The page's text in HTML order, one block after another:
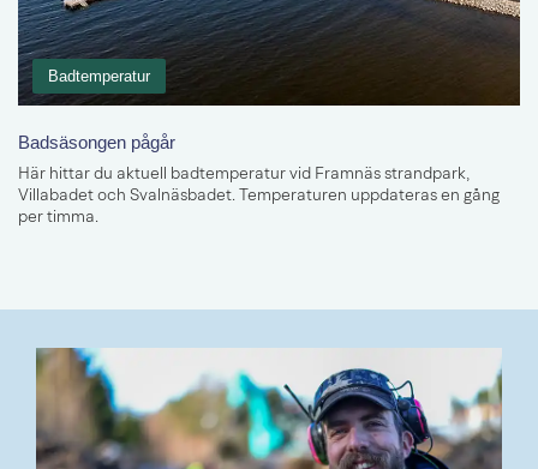
Badtemperatur
Badsäsongen pågår
Här hittar du aktuell badtemperatur vid Framnäs strandpark,
Villabadet och Svalnäsbadet. Temperaturen uppdateras en gång
per timma.